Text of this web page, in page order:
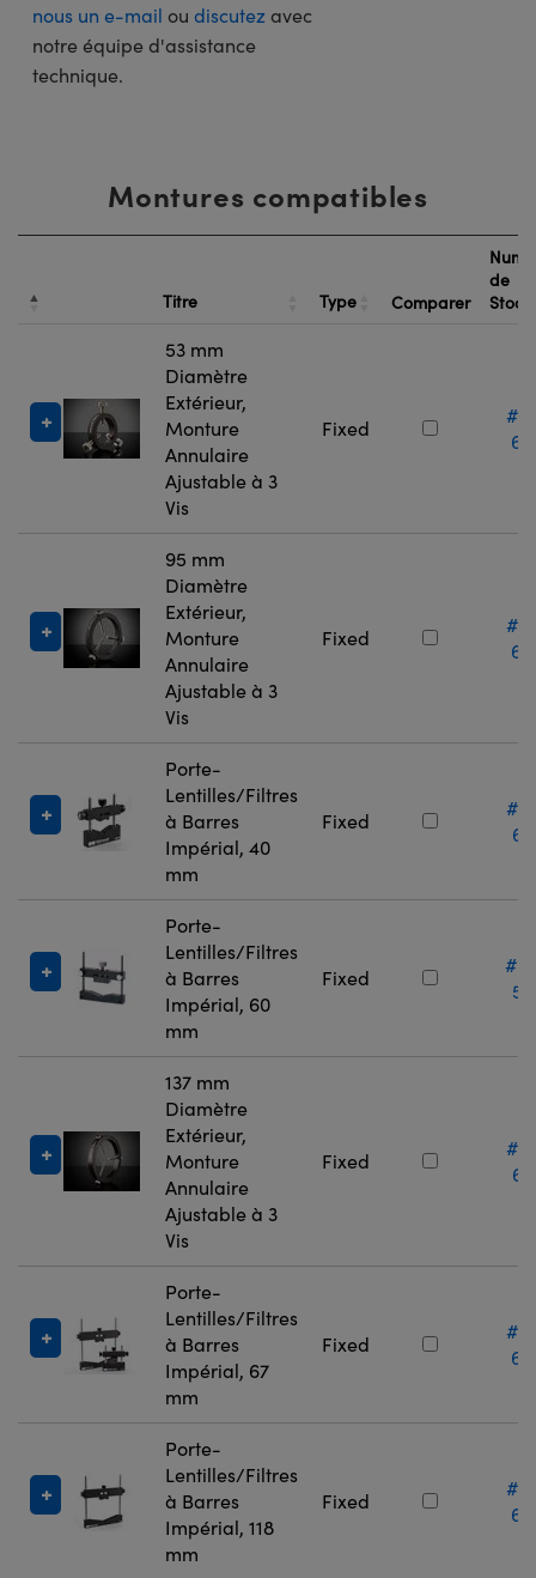
nous un e-mail ou discutez avec
notre équipe d'assistance
technique.
Montures compatibles
Titre Type Comparer
de
Stock
53 mm
Diamètre
Extérieur,
Monture
Annulaire
Ajustable à 3
Vis
Fixed
95 mm
Diamètre
Extérieur,
Monture
Annulaire
Ajustable à 3
Vis
Fixed
Porte-
Lentilles/Filtres
à Barres
Impérial, 40
mm
Fixed
Porte-
Lentilles/Filtres
à Barres
Impérial, 60
mm
Fixed
137 mm
Diamètre
Extérieur,
Monture
Annulaire
Ajustable à 3
Vis
Fixed
Porte-
Lentilles/Filtres
à Barres
Impérial, 67
mm
Fixed
Porte-
Lentilles/Filtres
à Barres
Impérial, 118
mm
Fixed